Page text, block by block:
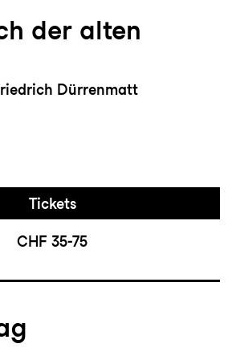
der alten
Dürrenmatt
Tickets
CHF 35-75